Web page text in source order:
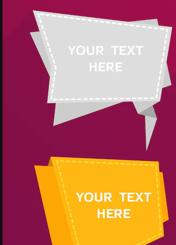
A plataforma criativa para você direcionar
seu melhor trabalho. Mais de 1 milhão de
assinantes entre criativos, empresas,
agências e estúdios.
Copyright © 2010- 2026Freepik Company S.L.U.